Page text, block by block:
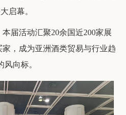
启幕。
届活动汇聚20余国近200家展
，成为亚洲酒类贸易与行业趋
风向标。